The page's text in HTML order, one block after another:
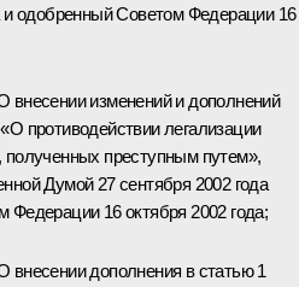
и одобренный Советом Федерации 16
внесении изменений и дополнений
противодействии легализации
преступным путем»,
Думой 27 сентября 2002 года
Федерации 16 октября 2002 года;
внесении дополнения в статью 1